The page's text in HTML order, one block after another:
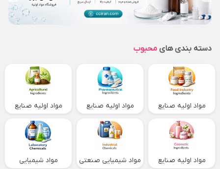
دسته بندی های محبوب
مواد اولیه صنایع
غذایی
مواد اولیه صنایع
دارویی
مواد اولیه صنایع
کشاورزی
مواد اولیه صنایع
مواد شیمیایی صنعتی
مواد شیمیایی